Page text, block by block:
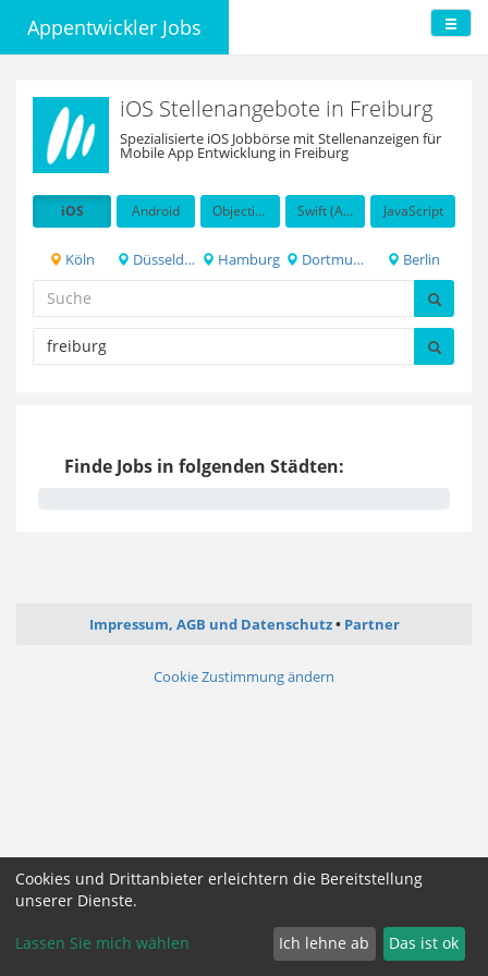
Appentwickler Jobs
iOS Stellenangebote in Freiburg
Spezialisierte iOS Jobbörse mit Stellenanzeigen für
Mobile App Entwicklung in Freiburg
iOS Android Objective-C Swift (Apple programming language) JavaScript
Köln Düsseldorf Hamburg Dortmund Berlin
Finde Jobs in folgenden Städten:
Impressum, AGB und Datenschutz Partner
Cookie Zustimmung ändern
Cookies und Drittanbieter erleichtern die Bereitstellung
unserer Dienste.
Lassen Sie mich wählen Ich lehne ab Das ist ok